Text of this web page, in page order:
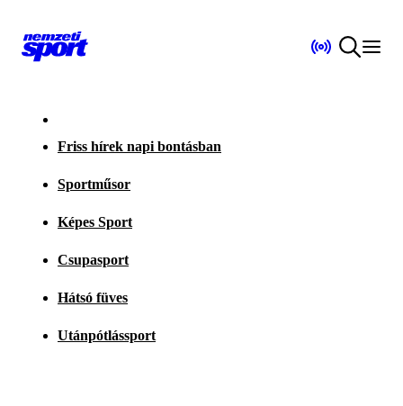
Friss hírek napi bontásban
Sportműsor
Képes Sport
Csupasport
Hátsó füves
Utánpótlássport